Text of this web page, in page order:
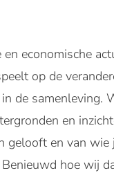
economische
op de
de samenleving.
en
gelooft en van
hoe wij